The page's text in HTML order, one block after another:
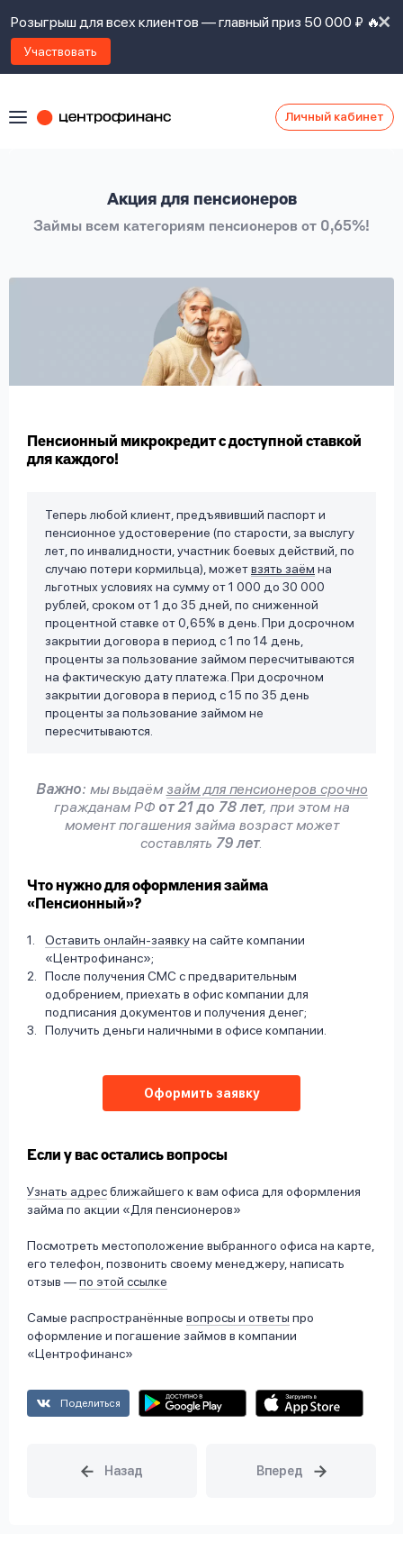
Розыгрыш для всех клиентов — главный приз 50 000 ₽ 🔥
Участвовать
Личный кабинет
Акция для пенсионеров
Займы всем категориям пенсионеров от 0,65%!
Пенсионный микрокредит с доступной ставкой
для каждого!
Теперь любой клиент, предъявивший паспорт и
пенсионное удостоверение (по старости, за выслугу
лет, по инвалидности, участник боевых действий, по
случаю потери кормильца), можетвзять заём на
льготных условиях на сумму от 1 000 до 30 000
рублей, сроком от 1 до 35 дней, по сниженной
процентной ставке от 0,65% в день. При досрочном
закрытии договора в период с 1 по 14 день,
проценты за пользование займом пересчитываются
на фактическую дату платежа. При досрочном
закрытии договора в период с 15 по 35 день
проценты за пользование займом не
пересчитываются.
Важно: мы выдаём займ для пенсионеров срочно
гражданам РФ от 21 до 78 лет, при этом на
момент погашения займа возраст может
составлять 79 лет.
Что нужно для оформления займа
«Пенсионный»?
Оставить онлайн-заявкуна сайте компании
«Центрофинанс»;
После получения СМС с предварительным
одобрением, приехать в офис компании для
подписания документов и получения денег;
Получить деньги наличными в офисе компании.
Оформить заявку
Если у вас остались вопросы
Узнать адресближайшего к вам офиса для оформления
займа по акции «Для пенсионеров»
Посмотреть местоположение выбранного офиса на карте,
его телефон, позвонить своему менеджеру, написать
отзыв —по этой ссылке
Самые распространённые вопросы и ответы про
оформление и погашение займов в компании
«Центрофинанс»
Поделиться
Оформить заявку
Войти под другим номером
контакты
Ответы
на
вопросы
ознакомлен